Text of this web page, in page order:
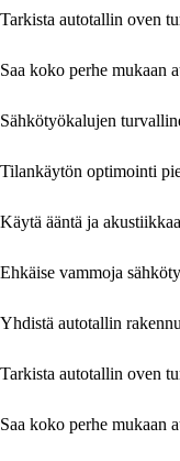
Tarkista autotallin oven
Saa koko perhe mukaan
Sähkötyökalujen
Tilankäytön optimointi
Käytä ääntä ja
Ehkäise vammoja
Yhdistä autotallin
Tarkista autotallin oven
Saa koko perhe mukaan